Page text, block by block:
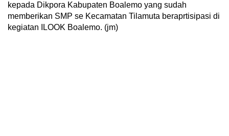
kepada Dikpora Kabupaten Boalemo yang sudah
memberikan SMP se Kecamatan Tilamuta beraprtisipasi di
kegiatan ILOOK Boalemo. (jm)